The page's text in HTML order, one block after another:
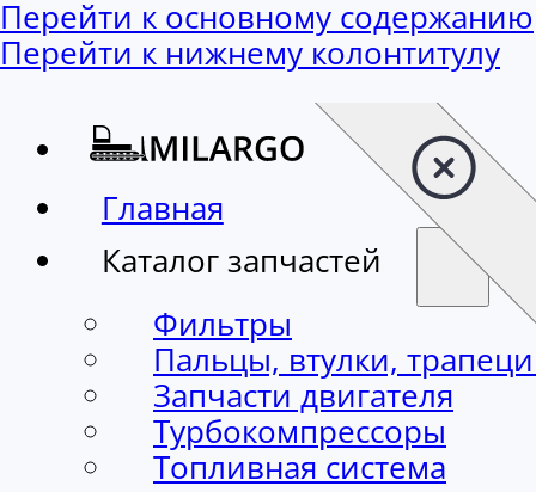
Перейти к основному содержанию
Перейти к нижнему колонтитулу
Главная
Каталог запчастей
Фильтры
Пальцы, втулки,
Запчасти двигателя
Турбокомпрессоры
Топливная система